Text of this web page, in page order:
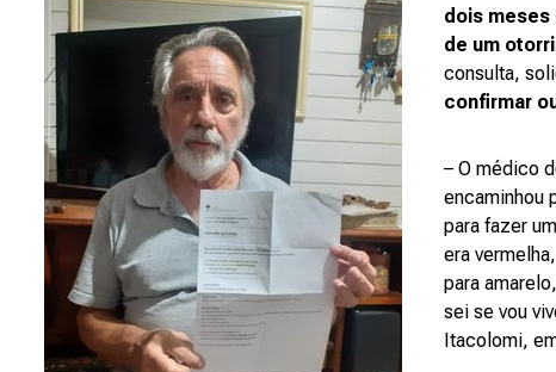
dois meses
de um
consulta,
confirmar
– O médico
encaminhou
para fazer
era
para
sei se vou
Itacolomi,